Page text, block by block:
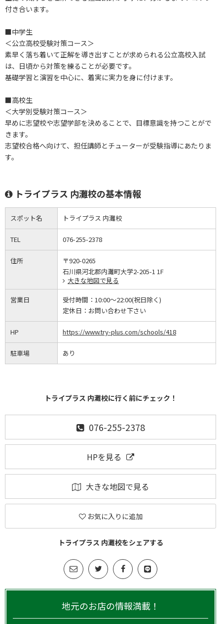
付き合います。
■中学生
＜公立高校受験対策コース＞
素早く落ち着いて正解を導き出すことが求められる公立高校入試
は、日頃から対策を練ることが必要です。
基礎学習と演習を中心に、着実に実力を身に付けます。
■高校生
＜大学別受験対策コース＞
早めに志望校や志望学部を決めることで、目標意識を持つことがで
きます。
志望校合格へ向けて、担任講師とチューターが受験指導にあたりま
す。
トライプラス 内灘校の基本情報
スポット名 トライプラス 内灘校
TEL 076-255-2378
住所
〒920-0265
石川県河北郡内灘町大学2-205-1 1F
大きな地図で見る
営業日 受付時間： 10:00～22:00(祝日除く)
定休日： お問い合わせ下さい
HP https://www.try-plus.com/schools/418
駐車場 あり
トライプラス 内灘校に行く前にチェック！
076-255-2378
HPを見る
大きな地図で見る
お気に入りに追加
トライプラス 内灘校をシェアする
地元のお店の情報満載！